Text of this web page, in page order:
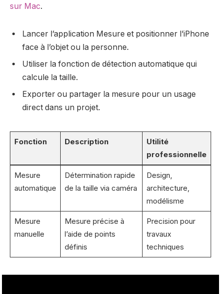
sur Mac.
Lancer l’application Mesure et positionner l’iPhone
face à l’objet ou la personne.
Utiliser la fonction de détection automatique qui
calcule la taille.
Exporter ou partager la mesure pour un usage
direct dans un projet.
Fonction Description
Utilité
professionnelle
Mesure
automatique
Détermination rapide
de la taille via caméra
Design,
architecture,
modélisme
Mesure
manuelle
Mesure précise à
l’aide de points
définis
Precision pour
travaux
techniques